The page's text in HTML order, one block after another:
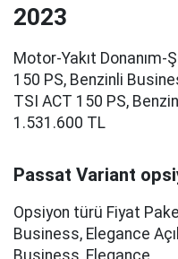
2023
Motor-Yakıt Donanım-
150 PS, Benzinli
TSI ACT 150 PS,
1.531.600 TL
Passat Variant
Opsiyon türü Fiyat
Business, Elegance